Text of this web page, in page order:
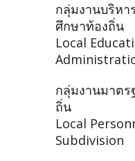
กลุ่มงานบริหา
ศึกษาท้องถิ่น
Local
กลุ่มงานมาต
ถิ่น
Local
Subdivision